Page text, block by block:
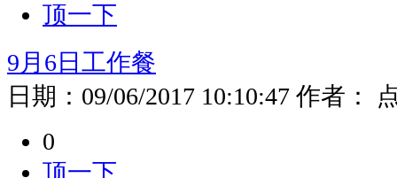
顶一下
9月6日工作餐
日期： 09/06/2017 10:10:47 作者：
0
顶一下